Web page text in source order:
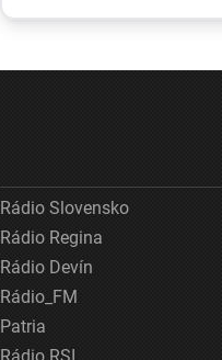
internete a
Rádio Slovensko
Rádio Regina
Rádio Devín
Rádio_FM
Patria